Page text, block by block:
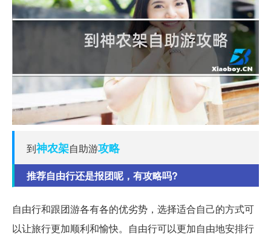
到神农架自助游攻略
推荐自由行还是报团呢，有攻略吗?
自由行和跟团游各有各的优劣势，选择适合自己的方式可
以让旅行更加顺利和愉快。自由行可以更加自由地安排行